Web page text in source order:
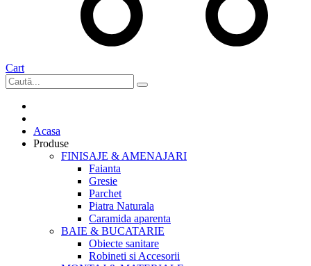
Cart
Acasa
Produse
FINISAJE & AMENAJARI
Faianta
Gresie
Parchet
Piatra Naturala
Caramida aparenta
BAIE & BUCATARIE
Obiecte sanitare
Robineti si Accesorii